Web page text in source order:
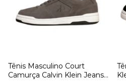
Tênis Masculino Court
Camurça Calvin Klein Jeans